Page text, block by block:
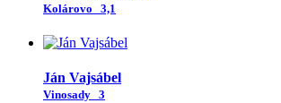
Kolárovo 3,1
Ján Vajsábel
Vinosady 3